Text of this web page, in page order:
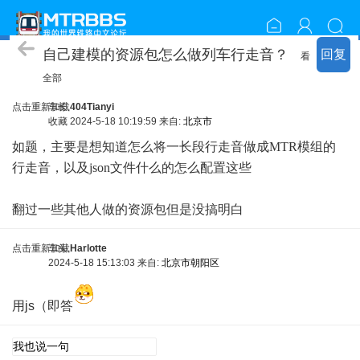
回复
资源包开发
自己建模的资源包怎么做列车行走音？
看
全部
点击重新加载
车长 404Tianyi
收藏 2024-5-18 10:19:59 来自: 北京市
如题，主要是想知道怎么将一长段行走音做成MTR模组的
行走音，以及json文件什么的怎么配置这些
翻过一些其他人做的资源包但是没搞明白
点击重新加载
车头 Harlotte
2024-5-18 15:13:03 来自: 北京市朝阳区
用js（即答
点击重新加载